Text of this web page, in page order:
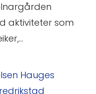
aktiviteter som